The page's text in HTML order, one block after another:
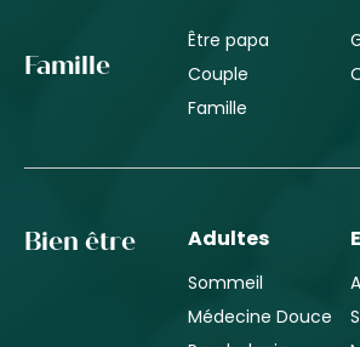
Famille
Être papa
Couple
Famille
Bien être Adultes
Sommeil
Médecine Douce